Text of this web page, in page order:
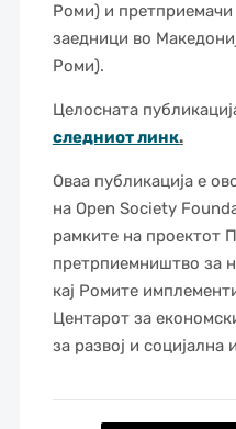
Роми) и претприемачи
заедници во
Роми).
Целосната
следниот линк.
Оваа публикација е
на Open Society
рамките на проектот
претрпиемништво за
кај Ромите
Центарот за
за развој и